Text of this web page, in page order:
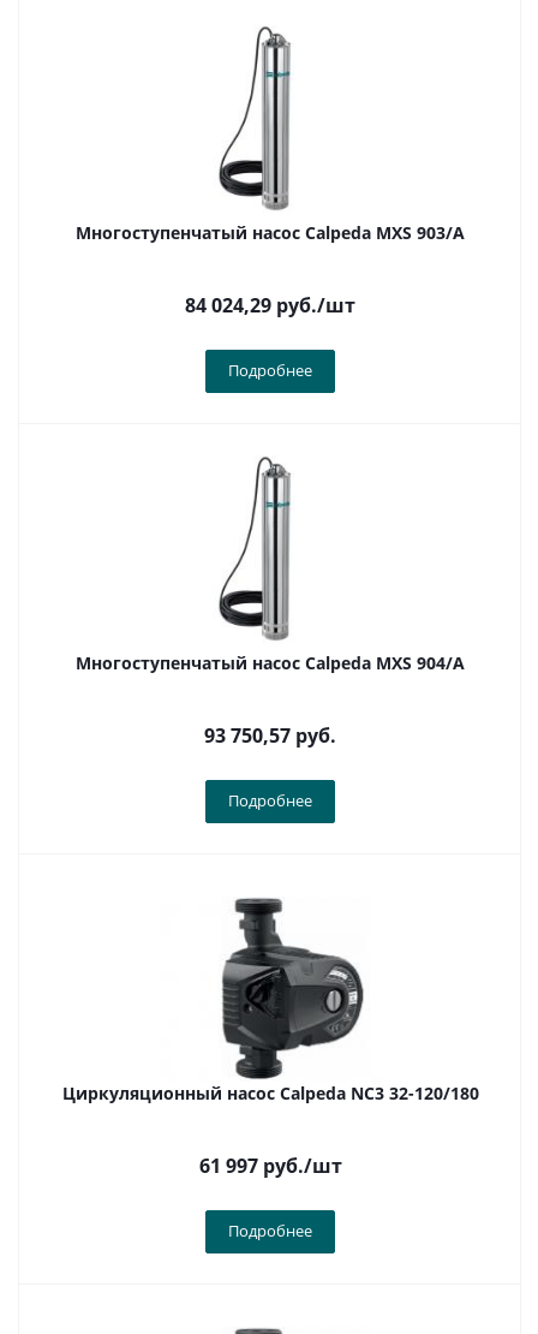
Многоступенчатый насос Calpeda MXS 903/A
84 024,29 руб./шт
Подробнее
Многоступенчатый насос Calpeda MXS 904/A
93 750,57 руб.
Подробнее
Циркуляционный насос Calpeda NC3 32-120/180
61 997руб./шт
Подробнее